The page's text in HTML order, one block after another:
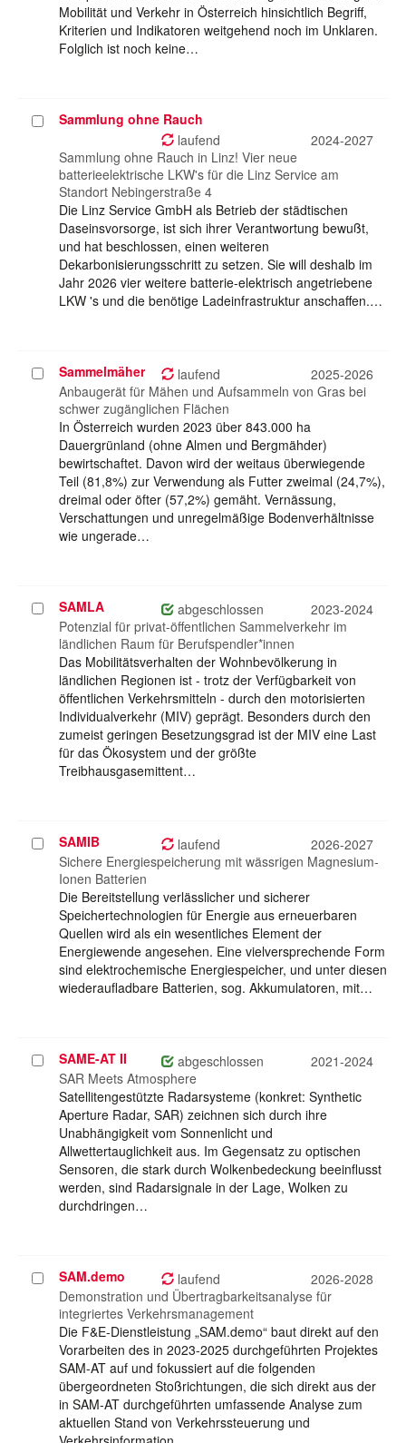
Mobilität und Verkehr in Österreich hinsichtlich Begriff,
Kriterien und Indikatoren weitgehend noch im Unklaren.
Folglich ist noch keine…
ProjektSammlung ohne Rauch
laufend
2024-2027
Sammlung ohne Rauch in Linz! Vier neue
batterieelektrische LKW's für die Linz Service am
Standort Nebingerstraße 4
Die Linz Service GmbH als Betrieb der städtischen
Daseinsvorsorge, ist sich ihrer Verantwortung bewußt,
und hat beschlossen, einen weiteren
Dekarbonisierungsschritt zu setzen. Sie will deshalb im
Jahr 2026 vier weitere batterie-elektrisch angetriebene
LKW 's und die benötige Ladeinfrastruktur anschaffen.…
Projekt
auswählen
Sammelmäher laufend
2025-2026
Anbaugerät für Mähen und Aufsammeln von Gras bei
schwer zugänglichen Flächen
In Österreich wurden 2023 über 843.000 ha
Dauergrünland (ohne Almen und Bergmähder)
bewirtschaftet. Davon wird der weitaus überwiegende
Teil (81,8%) zur Verwendung als Futter zweimal (24,7%),
dreimal oder öfter (57,2%) gemäht. Vernässung,
Verschattungen und unregelmäßige Bodenverhältnisse
wie ungerade…
Projekt
auswählen
SAMLA abgeschlossen
2023-2024
Potenzial für privat-öffentlichen Sammelverkehr im
ländlichen Raum für Berufspendler*innen
Das Mobilitätsverhalten der Wohnbevölkerung in
ländlichen Regionen ist - trotz der Verfügbarkeit von
öffentlichen Verkehrsmitteln - durch den motorisierten
Individualverkehr (MIV) geprägt. Besonders durch den
zumeist geringen Besetzungsgrad ist der MIV eine Last
für das Ökosystem und der größte
Treibhausgasemittent…
Projekt
auswählen
SAMIB laufend
2026-2027
Sichere Energiespeicherung mit wässrigen Magnesium-
Ionen Batterien
Die Bereitstellung verlässlicher und sicherer
Speichertechnologien für Energie aus erneuerbaren
Quellen wird als ein wesentliches Element der
Energiewende angesehen. Eine vielversprechende Form
sind elektrochemische Energiespeicher, und unter diesen
wiederaufladbare Batterien, sog. Akkumulatoren, mit…
Projekt
auswählen
SAME-AT II abgeschlossen
2021-2024
SAR Meets Atmosphere
Satellitengestützte Radarsysteme (konkret: Synthetic
Aperture Radar, SAR) zeichnen sich durch ihre
Unabhängigkeit vom Sonnenlicht und
Allwettertauglichkeit aus. Im Gegensatz zu optischen
Sensoren, die stark durch Wolkenbedeckung beeinflusst
werden, sind Radarsignale in der Lage, Wolken zu
durchdringen…
Projekt
auswählen
SAM.demo laufend
2026-2028
Demonstration und Übertragbarkeitsanalyse für
integriertes Verkehrsmanagement
Die F&E-Dienstleistung „SAM.demo“ baut direkt auf den
Vorarbeiten des in 2023-2025 durchgeführten Projektes
SAM-AT auf und fokussiert auf die folgenden
übergeordneten Stoßrichtungen, die sich direkt aus der
in SAM-AT durchgeführten umfassende Analyse zum
aktuellen Stand von Verkehrssteuerung und